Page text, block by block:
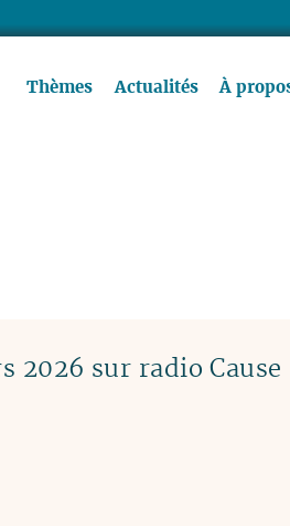
Thèmes Actualités À
2026 sur radio Cause